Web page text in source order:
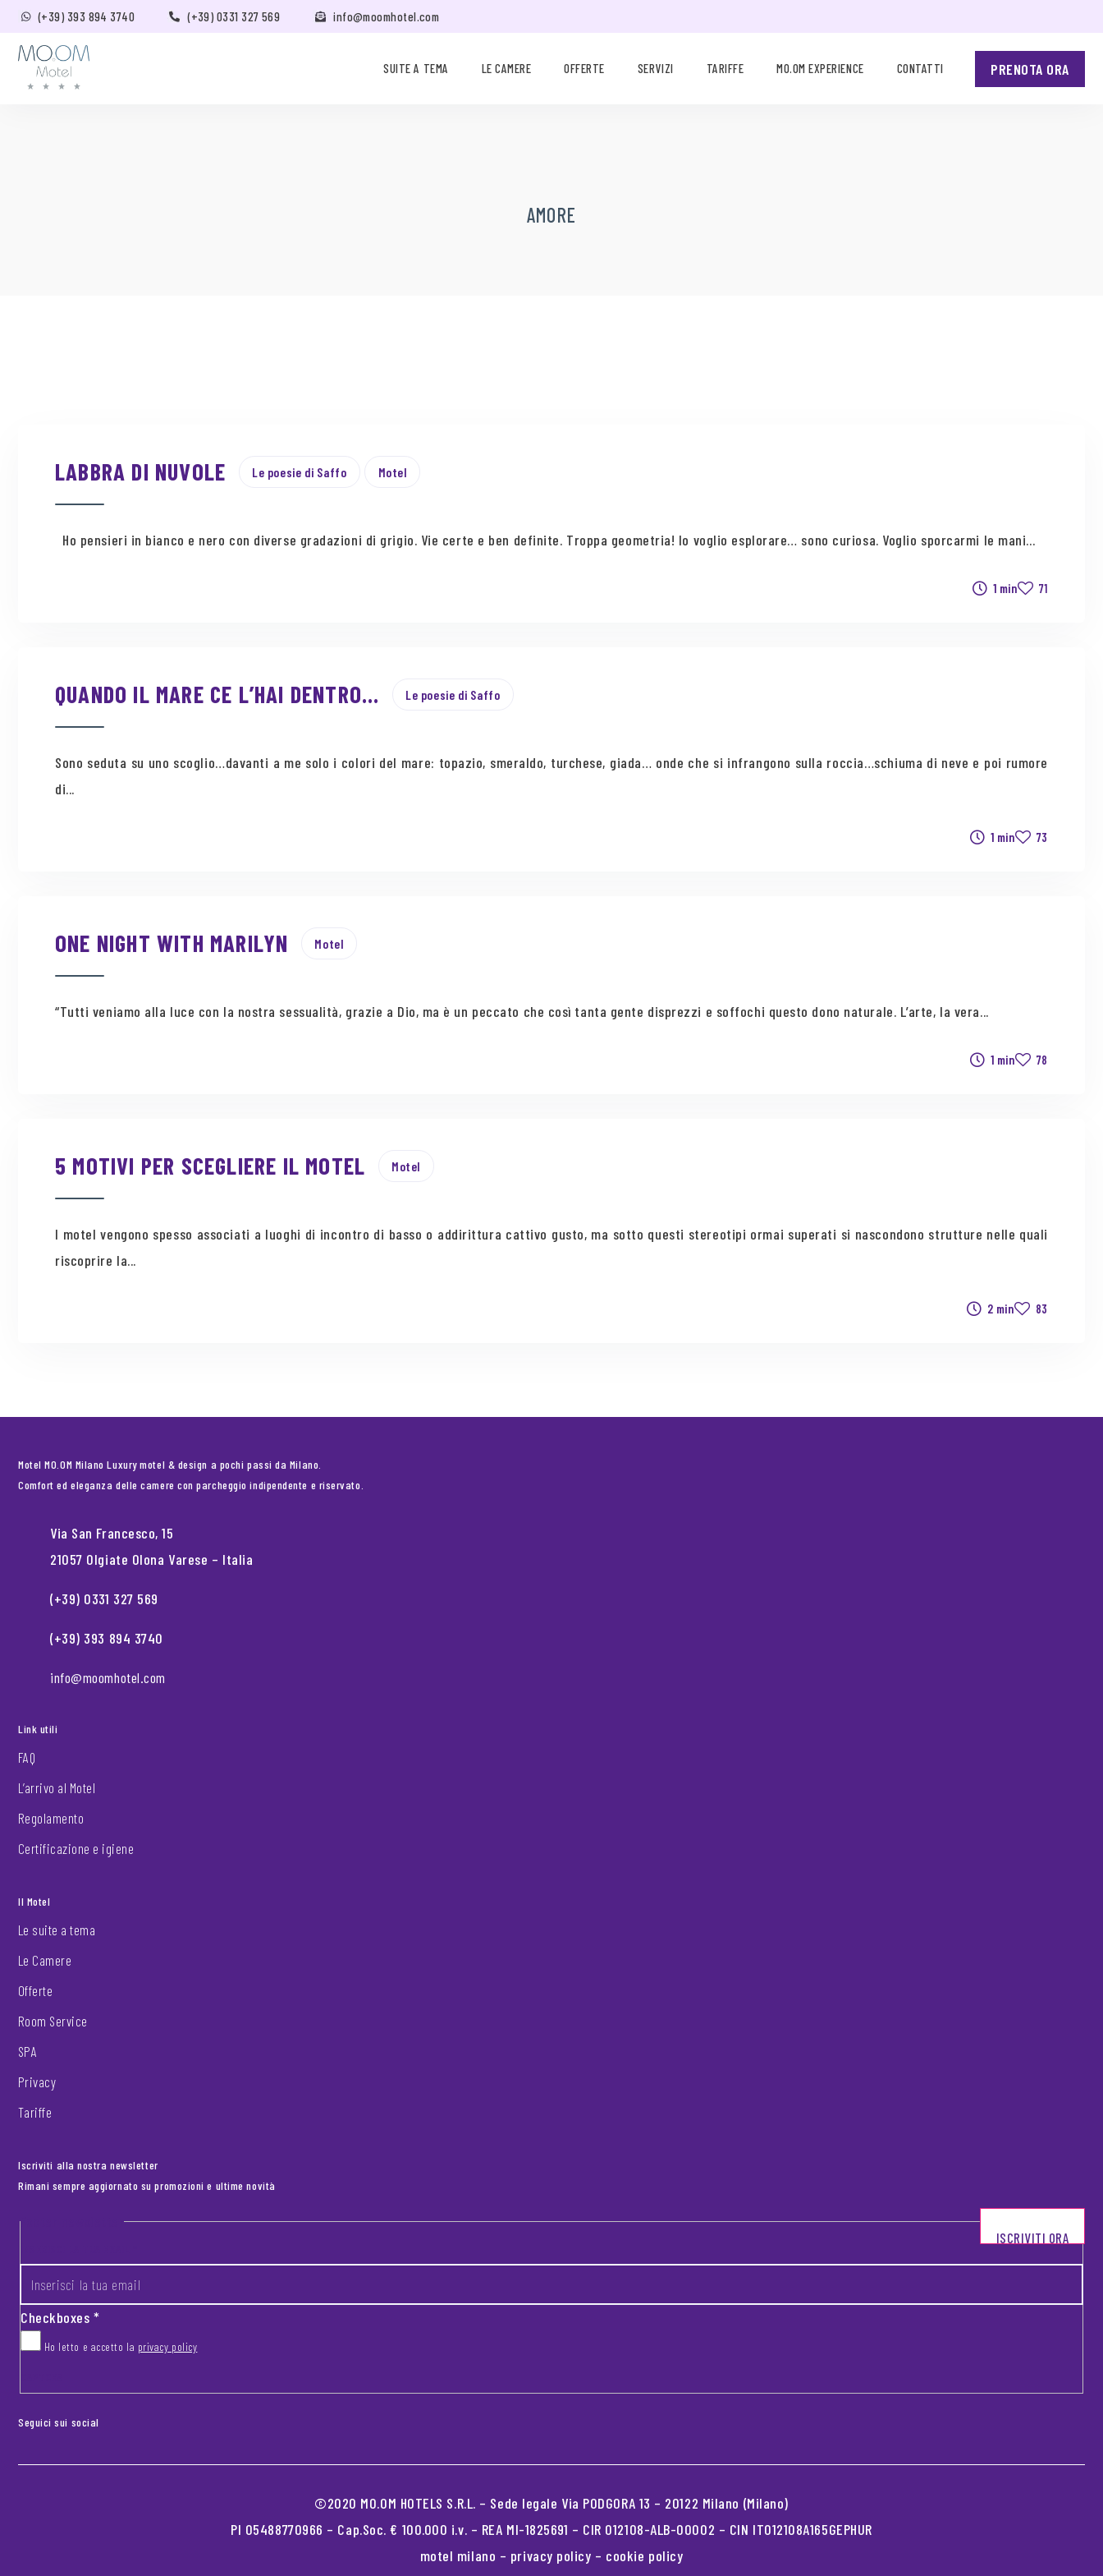
(+39) 393 894 3740 (+39) 0331 327 569 info@moomhotel.com
SUITE A TEMA LE CAMERE OFFERTE SERVIZI TARIFFE MO.OM EXPERIENCE CONTATTI PRENOTA ORA
AMORE
LABBRA DI NUVOLE Le poesie di Saffo Motel
Ho pensieri in bianco e nero con diverse gradazioni di grigio. Vie certe e ben definite. Troppa geometria! Io voglio esplorare… sono curiosa. Voglio sporcarmi le mani...
71
1 min
QUANDO IL MARE CE L’HAI DENTRO… Le poesie di Saffo
Sono seduta su uno scoglio…davanti a me solo i colori del mare: topazio, smeraldo, turchese, giada… onde che si infrangono sulla roccia…schiuma di neve e poi rumore
di...
73
1 min
ONE NIGHT WITH MARILYN Motel
“Tutti veniamo alla luce con la nostra sessualità, grazie a Dio, ma è un peccato che così tanta gente disprezzi e soffochi questo dono naturale. L’arte, la vera...
78
1 min
5 MOTIVI PER SCEGLIERE IL MOTEL Motel
I motel vengono spesso associati a luoghi di incontro di basso o addirittura cattivo gusto, ma sotto questi stereotipi ormai superati si nascondono strutture nelle quali
riscoprire la...
83
2 min
Motel MO.OM Milano Luxury motel & design a pochi passi da Milano.
Comfort ed eleganza delle camere con parcheggio indipendente e riservato.
Via San Francesco, 15
21057 Olgiate Olona Varese – Italia
(+39) 0331 327 569
(+39) 393 894 3740
info@moomhotel.com
Link utili
FAQ
L’arrivo al Motel
Regolamento
Certificazione e igiene
Il Motel
Le suite a tema
Le Camere
Offerte
Room Service
SPA
Privacy
Tariffe
Iscriviti alla nostra newsletter
Rimani sempre aggiornato su promozioni e ultime novità
Footer newsletter
Checkboxes*
Ho letto e accetto la privacy policy
ISCRIVITI ORA
Seguici sui social
©2020 MO.OM HOTELS S.R.L. – Sede legale Via PODGORA 13 – 20122 Milano (Milano)
PI 05488770966 – Cap.Soc. € 100.000 i.v. – REA MI-1825691 – CIR 012108-ALB-00002 – CIN IT012108A165GEPHUR
motel milano – privacy policy – cookie policy